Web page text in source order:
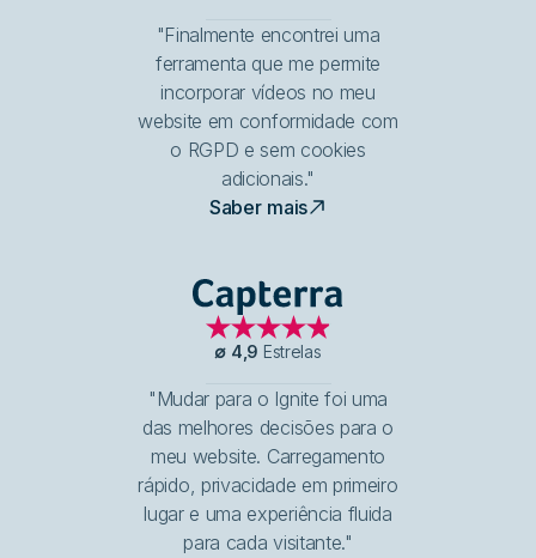
"Finalmente encontrei uma
ferramenta que me permite
incorporar vídeos no meu
website em conformidade com
o RGPD e sem cookies
adicionais."
Saber mais
Capterra
∅ 4,9 Estrelas
"Mudar para o Ignite foi uma
das melhores decisões para o
meu website. Carregamento
rápido, privacidade em primeiro
lugar e uma experiência fluida
para cada visitante."